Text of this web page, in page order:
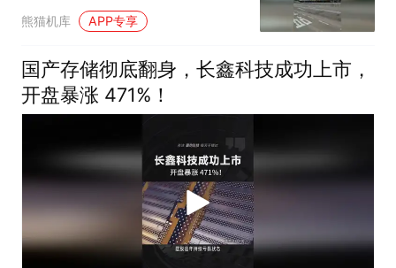
华世间再无张国荣
熊猫机库 APP专享
国产存储彻底翻身，长鑫科技成功上市，
开盘暴涨 471%！